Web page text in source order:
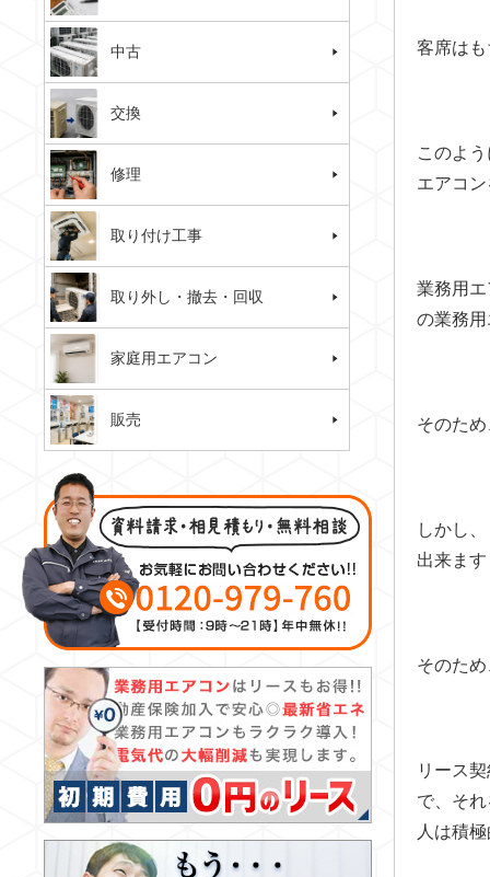
客席は
このよ
エアコ
業務用
の業務
そのた
しかし
出来ま
そのた
リース
で、そ
人は積
中古
交換
修理
取り付け工事
取り外し・撤去・回収
家庭用エアコン
販売